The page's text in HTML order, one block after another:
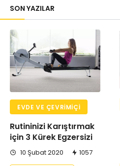
SON YAZILAR
EVDE VE ÇEVRIMIÇI
Rutininizi Karıştırmak
için 3 Kürek Egzersizi
10 Şubat 2020 1057